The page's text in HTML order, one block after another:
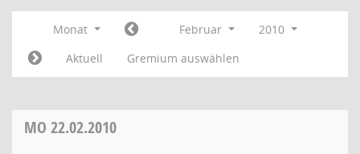
Monat Februar
2010
Aktuell
Gremium auswählen
MO 22.02.2010